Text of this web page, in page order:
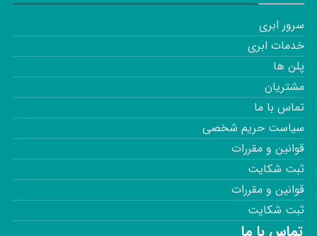
سرور ابری
خدمات ابری
پلن ها
مشتریان
تماس با ما
سیاست حریم شخصی
قوانین و مقررات
ثبت شکایت
قوانین و مقررات
ثبت شکایت